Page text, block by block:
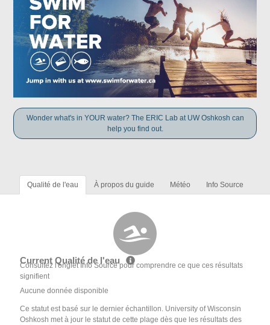
Wonder what's in YOUR water? The ERIC Lab at UW Oshkosh can
help you find out.
Qualité de l'eau À propos du guide Météo Info Source
Current Qualité de l'eau
Consultez l'onglet Info Source pour comprendre ce que ces résultats
signifient
Aucune donnée disponible
Ce statut est basé sur le dernier échantillon. University of Wisconsin
Oshkosh met à jour le statut de cette plage dès que les résultats des